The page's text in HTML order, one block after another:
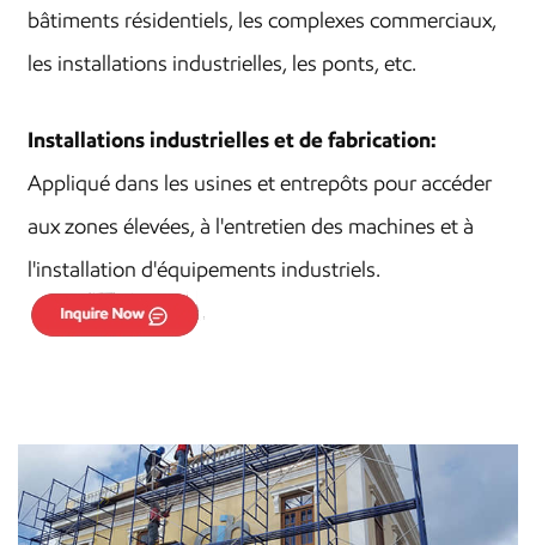
bâtiments résidentiels, les complexes commerciaux,
les installations industrielles, les ponts, etc.
Installations industrielles et de fabrication:
Appliqué dans les usines et entrepôts pour accéder
aux zones élevées, à l'entretien des machines et à
l'installation d'équipements industriels.